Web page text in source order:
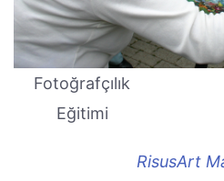
Fotoğrafçılık
Eğitimi
RisusArt